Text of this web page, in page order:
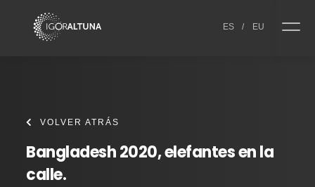
ES / EU
VOLVER ATRÁS
Bangladesh 2020, elefantes en la
calle.